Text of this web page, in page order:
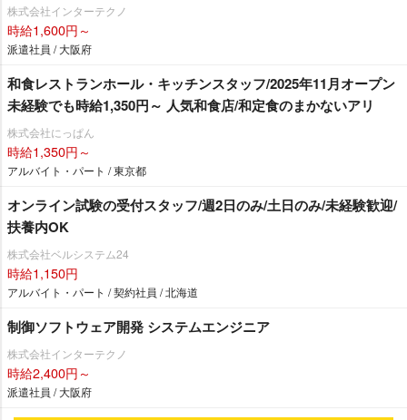
株式会社インターテクノ
時給1,600円～
派遣社員 / 大阪府
和食レストランホール・キッチンスタッフ/2025年11月オープン
未経験でも時給1,350円～ 人気和食店/和定食のまかないアリ
株式会社にっぱん
時給1,350円～
アルバイト・パート / 東京都
オンライン試験の受付スタッフ/週2日のみ/土日のみ/未経験歓迎/
扶養内OK
株式会社ベルシステム24
時給1,150円
アルバイト・パート / 契約社員 / 北海道
制御ソフトウェア開発 システムエンジニア
株式会社インターテクノ
時給2,400円～
派遣社員 / 大阪府